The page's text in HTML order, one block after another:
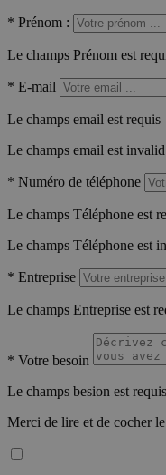
* Prénom :
Le champs Prénom est
* E-mail
Le champs email est requis
Le champs email est invalid
* Numéro de téléphone
Le champs Téléphone est
Le champs Téléphone est
* Entreprise
Le champs Entreprise est
* Votre besoin
Le champs besion est requis
Merci de lire et de cocher